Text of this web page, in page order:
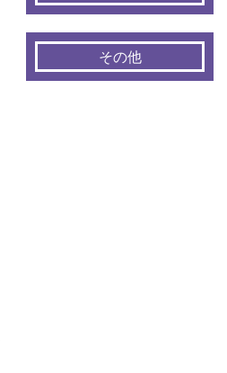
その他